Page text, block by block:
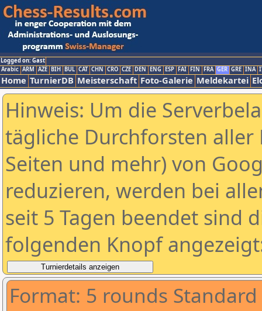
Logged on: Gast
Arabic ARM AZE BIH BUL CAT CHN CRO CZE DEN ENG ESP FAI FIN FRA GER GRE INA
Home TurnierDB Meisterschaft Foto-Galerie Meldekartei
Hinweis: Um die
tägliche Durchforsten aller
Seiten und mehr) von
reduzieren, werden bei
seit 5 Tagen beendet sind
folgenden Knopf
Format: 5 rounds